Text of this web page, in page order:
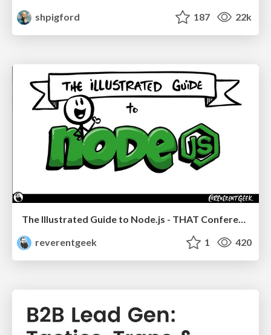
shpigford
187 22k
The Illustrated Guide to Node.js - THAT Conference 2024
reverentgeek
1 420